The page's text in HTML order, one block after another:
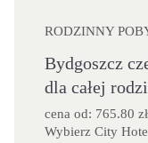
RODZINNY
Bydgoszcz
dla całej
cena od: 765.80 zł
Wybierz City